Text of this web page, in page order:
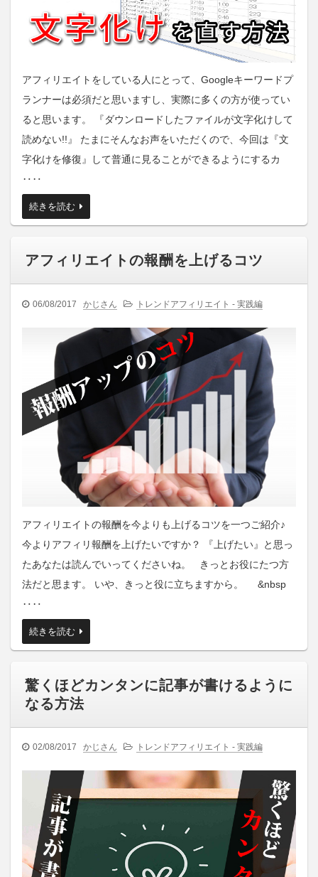
アフィリエイトをしている人にとって、Googleキーワードプ
ランナーは必須だと思いますし、実際に多くの方が使ってい
ると思います。 『ダウンロードしたファイルが文字化けして
読めない!!』 たまにそんなお声をいただくので、今回は『文
字化けを修復』して普通に見ることができるようにするカ
‥‥
続きを読む
アフィリエイトの報酬を上げるコツ
06/08/2017 かじさん トレンドアフィリエイト - 実践編
アフィリエイトの報酬を今よりも上げるコツを一つご紹介♪
今よりアフィリ報酬を上げたいですか？ 『上げたい』と思っ
たあなたは読んでいってくださいね。 きっとお役にたつ方
法だと思ます。 いや、きっと役に立ちますから。 &nbsp
‥‥
続きを読む
驚くほどカンタンに記事が書けるように
なる方法
02/08/2017 かじさん トレンドアフィリエイト - 実践編